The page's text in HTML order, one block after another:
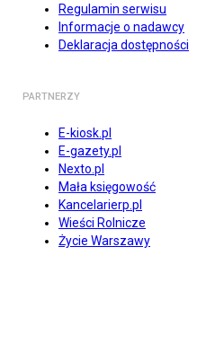
Regulamin serwisu
Informacje o nadawcy
Deklaracja dostępności
PARTNERZY
E-kiosk.pl
E-gazety.pl
Nexto.pl
Mała księgowość
Kancelarierp.pl
Wieści Rolnicze
Życie Warszawy